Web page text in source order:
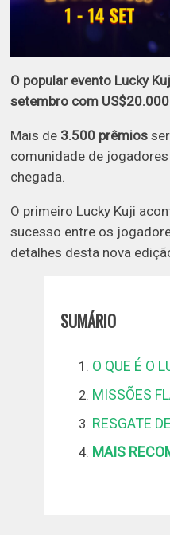
O popular evento Lucky
setembro com
Mais de 3.500 prêmios
comunidade de
chegada.
O primeiro Lucky Kuji
sucesso entre os
detalhes desta nova
SUMÁRIO
O QUE É O
MISSÕES
RESGATE
MAIS